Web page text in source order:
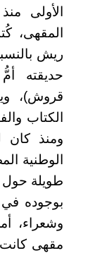
الأولى
المقهى،
ريش
حديقته
قروش)،
الكتاب
ومنذ كان
الوطنية
طويلة
بوجوده في
وشعراء،
مقهى كانت